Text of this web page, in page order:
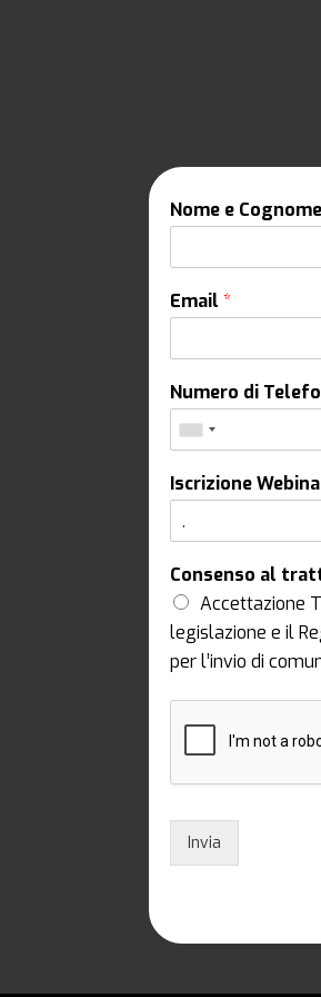
Nome e
Email*
Numero di
Iscrizione
Consenso al
Accettazione
legislazione e il
per l’invio di
Invia